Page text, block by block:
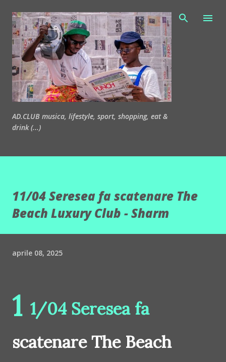
Passa ai contenuti principali
AD.CLUB musica, lifestyle, sport, shopping, eat &
drink (...)
11/04 Seresea fa scatenare The
Beach Luxury Club - Sharm
aprile 08, 2025
1 1/04 Seresea fa
scatenare The Beach